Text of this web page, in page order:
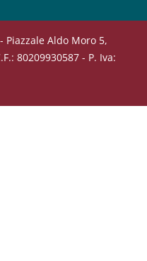
Aldo Moro 5,
80209930587 - P. Iva: